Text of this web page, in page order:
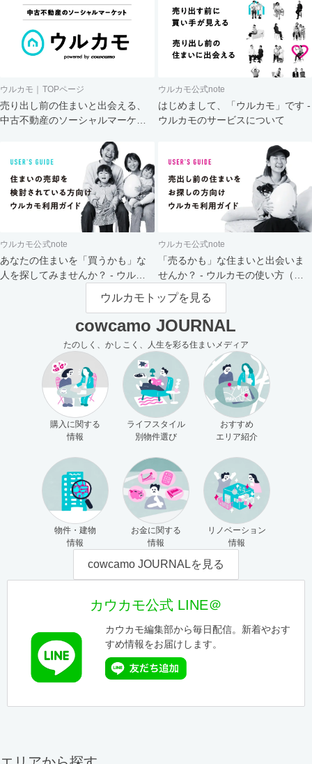
ウルカモ｜TOPページ
売り出し前の住まいと出会える、
中古不動産のソーシャルマーケッ
ウルカモ公式note
はじめまして、「ウルカモ」です -
ウルカモのサービスについて
ウルカモ公式note
あなたの住まいを「買うかも」な
人を探してみませんか？ - ウルカ
ウルカモ公式note
「売るかも」な住まいと出会いま
せんか？ - ウルカモの使い方（買
主さま向け）
ウルカモトップを見る
cowcamo JOURNAL
たのしく、かしこく、人生を彩る住まいメディア
購入に関する
情報
ライフスタイル
別物件選び
おすすめ
エリア紹介
物件・建物
情報
お金に関する
情報
リノベーション
情報
cowcamo JOURNALを見る
カウカモ公式 LINE＠
カウカモ編集部から毎日配信。新着やおす
すめ情報をお届けします。